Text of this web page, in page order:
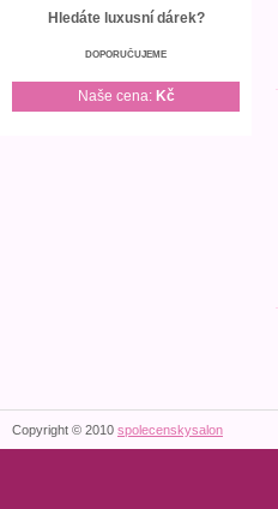
Hledáte luxusní dárek?
DOPORUČUJEME
Naše cena: Kč
Copyright © 2010 spolecenskysalon